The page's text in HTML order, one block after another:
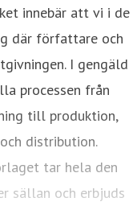
innebär att vi i de
där författare och
I gengäld
processen från
till produktion,
distribution.
tar hela den
sällan och erbjuds